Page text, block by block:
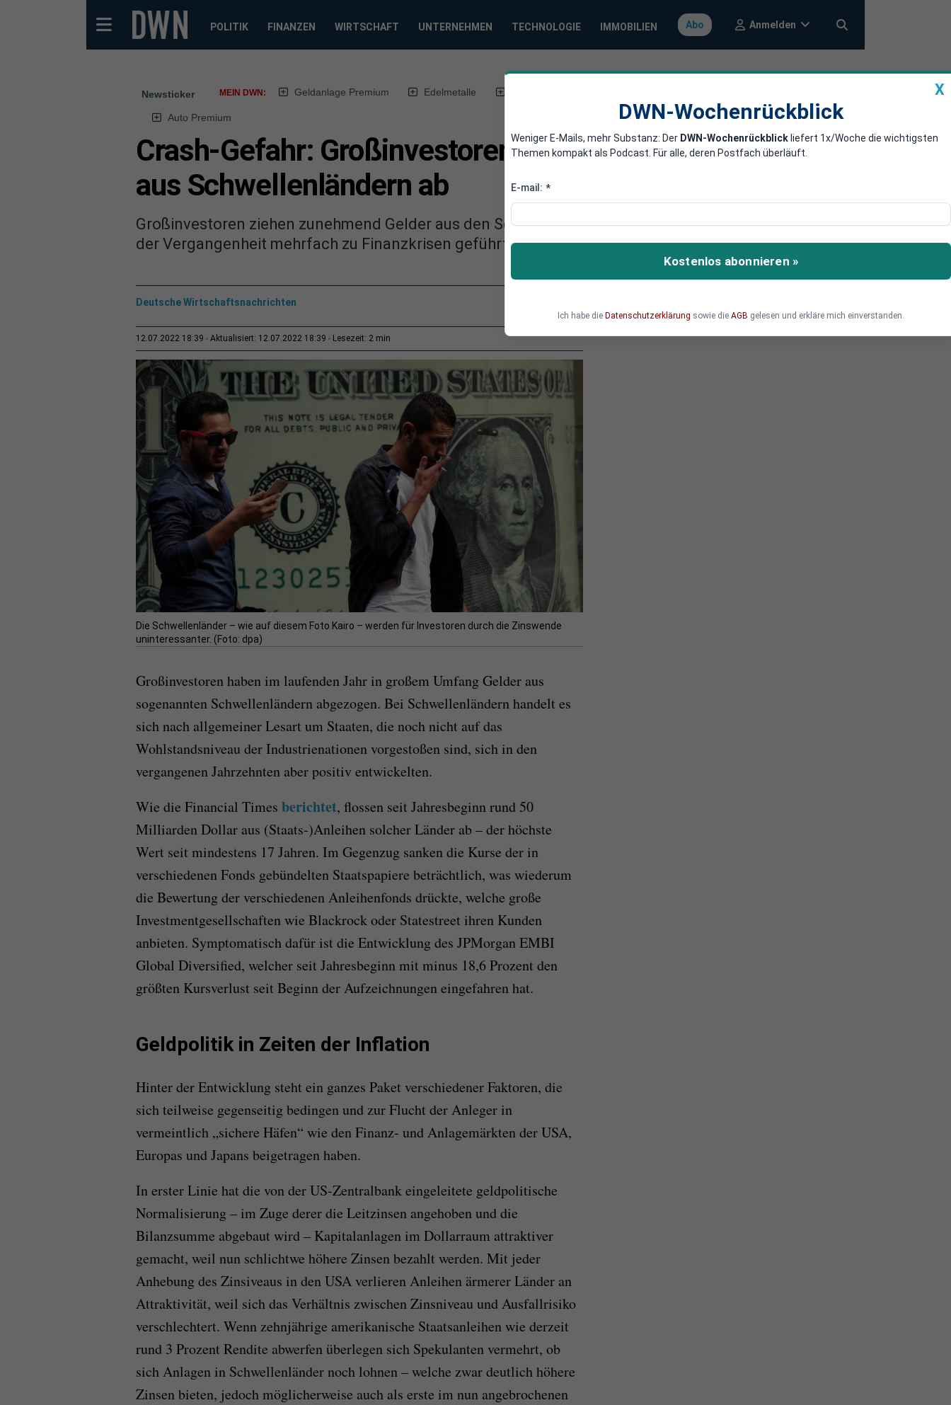
POLITIK FINANZEN WIRTSCHAFT UNTERNEHMEN TECHNOLOGIE IMMOBILIEN Abo Anmelden
Newsticker MEIN DWN: Geldanlage Premium Edelmetalle
Auto Premium
Crash-Gefahr: Großinvestoren ziehen verstärkt Geld
aus Schwellenländern ab
Großinvestoren ziehen zunehmend Gelder aus den Schwellenländern ab – ein Vorgang, der in
der Vergangenheit mehrfach zu Finanzkrisen geführt hatte.
Deutsche Wirtschaftsnachrichten
12.07.2022 18:39 Aktualisiert: 12.07.2022 18:39 Lesezeit: 2 min
Die Schwellenländer – wie auf diesem Foto Kairo – werden für Investoren durch die Zinswende
uninteressanter. (Foto: dpa)
Großinvestoren haben im laufenden Jahr in großem Umfang Gelder aus
sogenannten Schwellenländern abgezogen. Bei Schwellenländern handelt es
sich nach allgemeiner Lesart um Staaten, die noch nicht auf das
Wohlstandsniveau der Industrienationen vorgestoßen sind, sich in den
vergangenen Jahrzehnten aber positiv entwickelten.
Wie die Financial Times berichtet, flossen seit Jahresbeginn rund 50
Milliarden Dollar aus (Staats-)Anleihen solcher Länder ab – der höchste
Wert seit mindestens 17 Jahren. Im Gegenzug sanken die Kurse der in
verschiedenen Fonds gebündelten Staatspapiere beträchtlich, was wiederum
die Bewertung der verschiedenen Anleihenfonds drückte, welche große
Investmentgesellschaften wie Blackrock oder Statestreet ihren Kunden
anbieten. Symptomatisch dafür ist die Entwicklung des JPMorgan EMBI
Global Diversified, welcher seit Jahresbeginn mit minus 18,6 Prozent den
größten Kursverlust seit Beginn der Aufzeichnungen eingefahren hat.
Geldpolitik in Zeiten der Inflation
Hinter der Entwicklung steht ein ganzes Paket verschiedener Faktoren, die
sich teilweise gegenseitig bedingen und zur Flucht der Anleger in
vermeintlich „sichere Häfen“ wie den Finanz- und Anlagemärkten der USA,
Europas und Japans beigetragen haben.
In erster Linie hat die von der US-Zentralbank eingeleitete geldpolitische
Normalisierung – im Zuge derer die Leitzinsen angehoben und die
Bilanzsumme abgebaut wird – Kapitalanlagen im Dollarraum attraktiver
gemacht, weil nun schlichtwe höhere Zinsen bezahlt werden. Mit jeder
Anhebung des Zinsiveaus in den USA verlieren Anleihen ärmerer Länder an
Attraktivität, weil sich das Verhältnis zwischen Zinsniveau und Ausfallrisiko
verschlechtert. Wenn zehnjährige amerikanische Staatsanleihen wie derzeit
rund 3 Prozent Rendite abwerfen überlegen sich Spekulanten vermehrt, ob
sich Anlagen in Schwellenländer noch lohnen – welche zwar deutlich höhere
Zinsen bieten, jedoch möglicherweise auch als erste im nun angebrochenen
X
DWN-Wochenrückblick
Weniger E-Mails, mehr Substanz: Der DWN-Wochenrückblick liefert 1x/Woche die wichtigsten
Themen kompakt als Podcast. Für alle, deren Postfach überläuft.
E-mail: *
Kostenlos abonnieren »
Ich habe die Datenschutzerklärung sowie die AGB gelesen und erkläre mich einverstanden.